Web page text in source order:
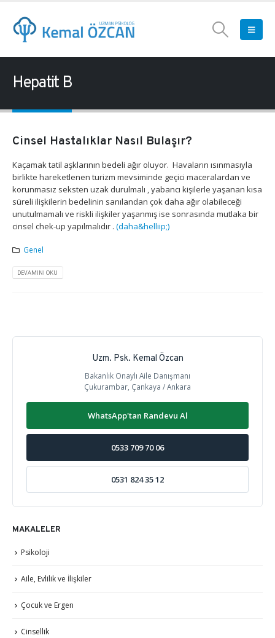
Hepatit B
Cinsel Hastalıklar Nasıl Bulaşır?
Kaçamak tatil aşklarının bedeli ağır oluyor. Havaların ısınmasıyla
birlikte hareketlenen turizm mevsiminde geçici maceralardan ve
korunmasız seksten uzak durulmalı , yabancı kişilerle yaşanan kısa
süreli ilişkilerin bedelinin sanılandan çok daha ağır olabileceği
unutulmamalı ve riskli ilişkiler yaşanmış ise sonrasında mutlaka bir
cinsel chek-up yapılmalıdır . (daha&helliip;)
Genel
DEVAMINI OKU
Uzm. Psk. Kemal Özcan
Bakanlık Onaylı Aile Danışmanı
Çukurambar, Çankaya / Ankara
WhatsApp'tan Randevu Al
0533 709 70 06
0531 824 35 12
MAKALELER
Psikoloji
Aile, Evlilik ve İlişkiler
Çocuk ve Ergen
Cinsellik